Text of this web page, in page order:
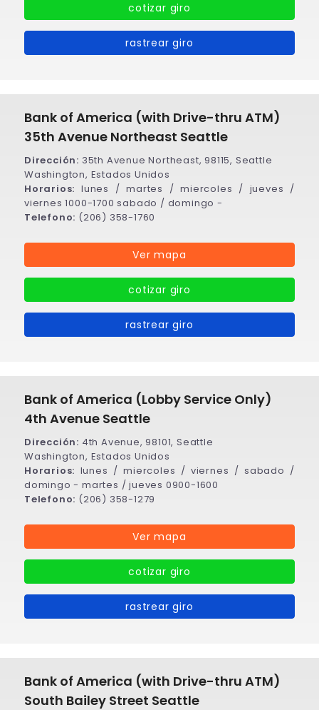
cotizar giro
rastrear giro
Bank of America (with Drive-thru ATM)
35th Avenue Northeast Seattle
Dirección: 35th Avenue Northeast, 98115, Seattle
Washington, Estados Unidos
Horarios: lunes / martes / miercoles / jueves /
viernes 1000-1700 sabado / domingo -
Telefono: (206) 358-1760
Ver mapa
cotizar giro
rastrear giro
Bank of America (Lobby Service Only)
4th Avenue Seattle
Dirección: 4th Avenue, 98101, Seattle
Washington, Estados Unidos
Horarios: lunes / miercoles / viernes / sabado /
domingo - martes / jueves 0900-1600
Telefono: (206) 358-1279
Ver mapa
cotizar giro
rastrear giro
Bank of America (with Drive-thru ATM)
South Bailey Street Seattle